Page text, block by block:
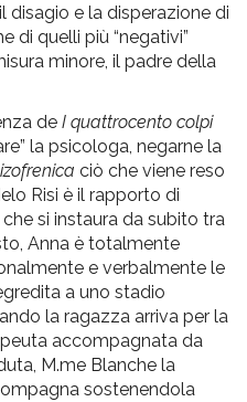
e la disperazione di
di quelli più “negativi”
minore, il padre della
de I quattrocento colpi
la psicologa, negarne la
ciò che viene reso
Risi è il rapporto di
si instaura da subito tra
Anna è totalmente
e verbalmente le
a uno stadio
la ragazza arriva per la
accompagnata da
M.me Blanche la
sostenendola